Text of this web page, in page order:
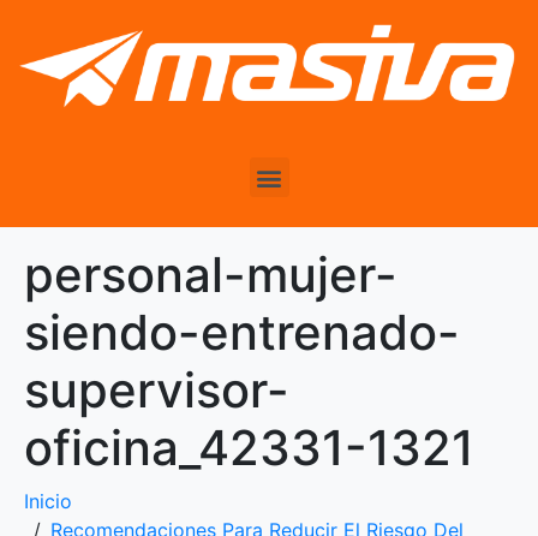
personal-mujer-
siendo-entrenado-
supervisor-
oficina_42331-1321
Inicio
Recomendaciones Para Reducir El Riesgo Del